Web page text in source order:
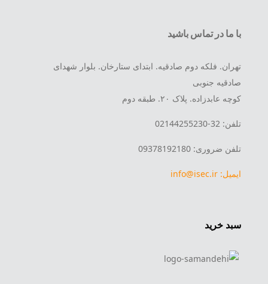
با ما در تماس باشید
تهران. فلکه دوم صادقیه. ابتدای ستارخان. بلوار شهدای
صادقیه جنوبی
کوچه عابدزاده. پلاک ۲۰. طبقه دوم
تلفن: 32-02144255230
تلفن ضروری: 09378192180
ایمیل: info@isec.ir
سبد خرید